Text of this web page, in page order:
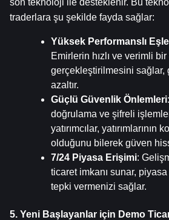
traderlara şu şekilde fayda sağlar:
Yüksek Performanslı
Emirlerin hızlı ve verimli
gerçekleştirilmesini sağlar,
azaltır.
Güçlü Güvenlik Önlemleri
doğrulama ve şifreli
yatırımcılar, yatırımlarının
olduğunu bilerek güven
7/24 Piyasa Erişimi:
ticaret imkanı sunar,
tepki vermenizi sağlar.
5. Yeni Başlayanlar için Demo